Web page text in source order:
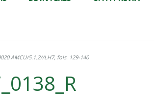
5.1.2//LH7, fols. 129-140